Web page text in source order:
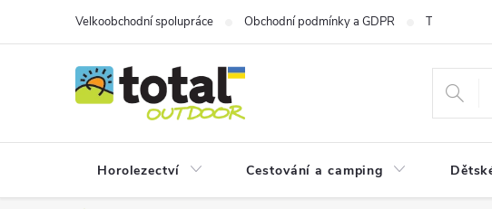
Velkoobchodní spolupráce Obchodní podmínky a GDPR Technologie
Horolezectví Cestování a camping